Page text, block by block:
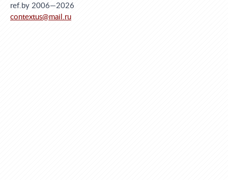
ref.by 2006—2026
contextus@mail.ru